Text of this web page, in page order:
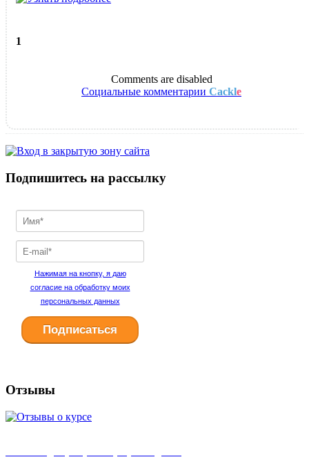
1
Comments are disabled
Социальные комментарии Cackle
Подпишитесь на рассылку
Нажимая на кнопку, я даю
согласие на обработку моих
персональных данных
Отзывы